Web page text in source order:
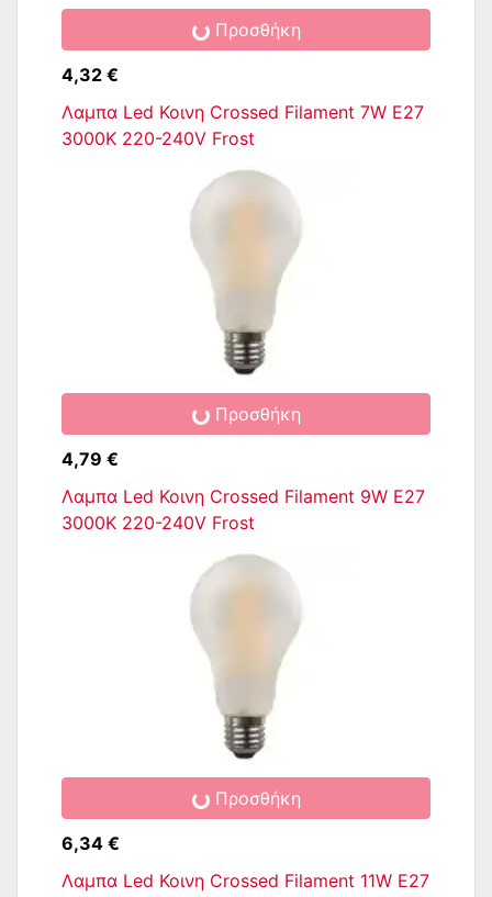
Προσθήκη
4,32 €
Λαμπα Led Κοινη Crossed Filament 7W E27
3000K 220-240V Frost
Προσθήκη
4,79 €
Λαμπα Led Κοινη Crossed Filament 9W E27
3000K 220-240V Frost
Προσθήκη
6,34 €
Λαμπα Led Κοινη Crossed Filament 11W E27